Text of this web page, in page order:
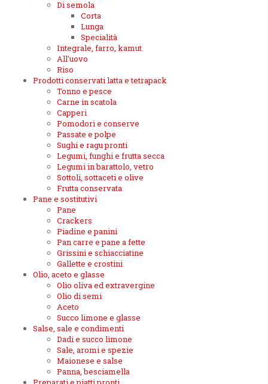
Di semola
Corta
Lunga
Specialità
Integrale, farro, kamut
All'uovo
Riso
Prodotti conservati latta e tetrapack
Tonno e pesce
Carne in scatola
Capperi
Pomodori e conserve
Passate e polpe
Sughi e ragu pronti
Legumi, funghi e frutta secca
Legumi in barattolo, vetro
Sottoli, sottaceti e olive
Frutta conservata
Pane e sostitutivi
Pane
Crackers
Piadine e panini
Pan carre e pane a fette
Grissini e schiacciatine
Gallette e crostini
Olio, aceto e glasse
Olio oliva ed extravergine
Olio di semi
Aceto
Succo limone e glasse
Salse, sale e condimenti
Dadi e succo limone
Sale, aromi e spezie
Maionese e salse
Panna, besciamella